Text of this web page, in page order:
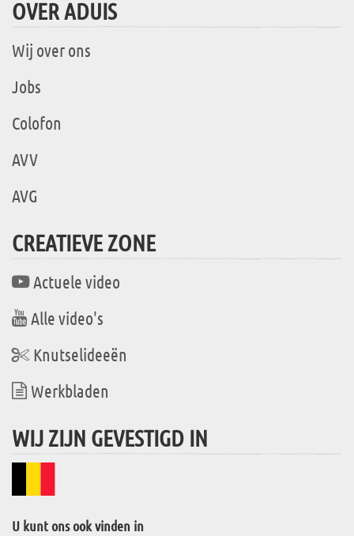
OVER ADUIS
Wij over ons
Jobs
Colofon
AVV
AVG
CREATIEVE ZONE
Actuele video
Alle video's
Knutselideeën
Werkbladen
WIJ ZIJN GEVESTIGD IN
U kunt ons ook vinden in